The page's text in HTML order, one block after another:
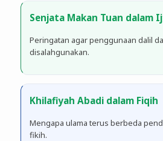
Senjata Makan Tuan dalam
Peringatan agar penggunaan dalil
disalahgunakan.
Khilafiyah Abadi dalam Fiqih
Mengapa ulama terus berbeda
fikih.